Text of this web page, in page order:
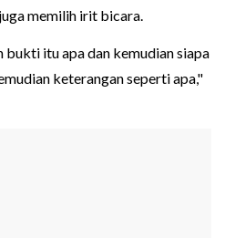
memilih irit bicara.
itu apa dan kemudian siapa
keterangan seperti apa,"